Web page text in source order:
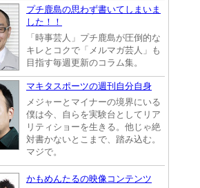
プチ鹿島の思わず書いてしまいま
した！！
「時事芸人」プチ鹿島が圧倒的な
キレとコクで「メルマガ芸人」も
目指す毎週更新のコラム集。
マキタスポーツの週刊自分自身
メジャーとマイナーの境界にいる
僕は今、自らを実験台としてリア
リティショーを生きる。他じゃ絶
対書かないとこまで、踏み込む。
マジで。
かもめんたるの映像コンテンツ